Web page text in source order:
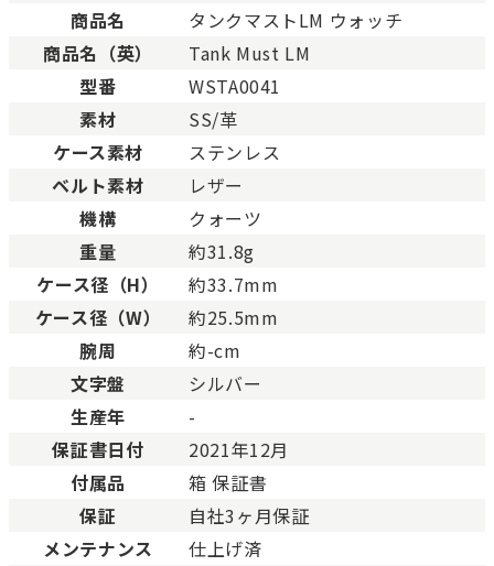
SAランク 未使用同様品。数回使用し
Aランク 僅かな傷、汚れはあります
ABランク少々使用感はありますが、
Bランク
BCランクとても使用感のある商品。
Cランク
商品名
タンクマストLM ウォッチ
商品名（英）
Tank Must LM
型番
WSTA0041
素材
SS/革
ケース素材
ステンレス
ベルト素材
レザー
機構
クォーツ
重量
約31.8g
ケース径（H）
約33.7mm
ケース径（W）
約25.5mm
腕周
約-cm
文字盤
シルバー
生産年
-
保証書日付
2021年12月
付属品
箱 保証書
保証
自社3ヶ月保証
メンテナンス
仕上げ済